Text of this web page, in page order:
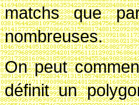
matchs que
nombreuses.
On peut
définit un